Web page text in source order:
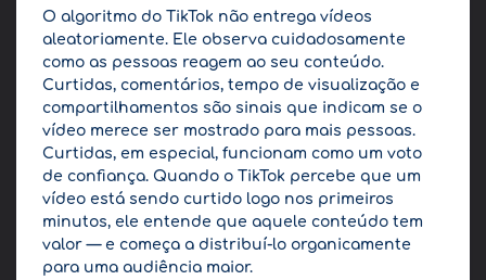
O algoritmo do TikTok não entrega vídeos
aleatoriamente. Ele observa cuidadosamente
como as pessoas reagem ao seu conteúdo.
Curtidas, comentários, tempo de visualização e
compartilhamentos são sinais que indicam se o
vídeo merece ser mostrado para mais pessoas.
Curtidas, em especial, funcionam como um voto
de confiança. Quando o TikTok percebe que um
vídeo está sendo curtido logo nos primeiros
minutos, ele entende que aquele conteúdo tem
valor — e começa a distribuí-lo organicamente
para uma audiência maior.